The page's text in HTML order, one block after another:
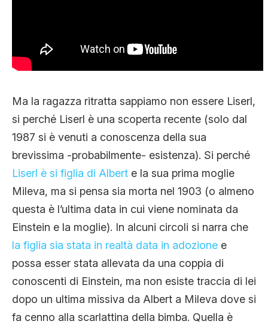
Ma la ragazza ritratta sappiamo non essere Liserl,
si perché Liserl è una scoperta recente (solo dal
1987 si è venuti a conoscenza della sua
brevissima -probabilmente- esistenza). Si perché
Liserl è si figlia di Albert e la sua prima moglie
Mileva, ma si pensa sia morta nel 1903 (o almeno
questa è l’ultima data in cui viene nominata da
Einstein e la moglie). In alcuni circoli si narra che
la figlia sia stata in realtà data in adozione e
possa esser stata allevata da una coppia di
conoscenti di Einstein, ma non esiste traccia di lei
dopo un ultima missiva da Albert a Mileva dove si
fa cenno alla scarlattina della bimba. Quella è